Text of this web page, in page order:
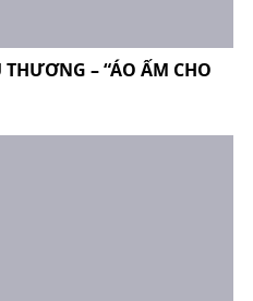
THƯƠNG – “ÁO ẤM CHO